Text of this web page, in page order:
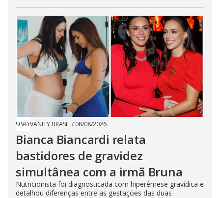
VANITY BRASIL/ 08/08/2026
Bianca Biancardi relata
bastidores de gravidez
simultânea com a irmã Bruna
Nutricionista foi diagnosticada com hiperêmese gravídica e
detalhou diferenças entre as gestações das duas